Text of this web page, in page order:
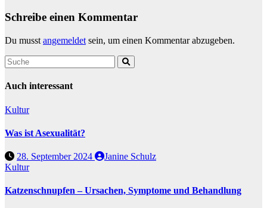
Schreibe einen Kommentar
Du musst angemeldet sein, um einen Kommentar abzugeben.
Auch interessant
Kultur
Was ist Asexualität?
28. September 2024
Janine Schulz
Kultur
Katzenschnupfen – Ursachen, Symptome und Behandlung